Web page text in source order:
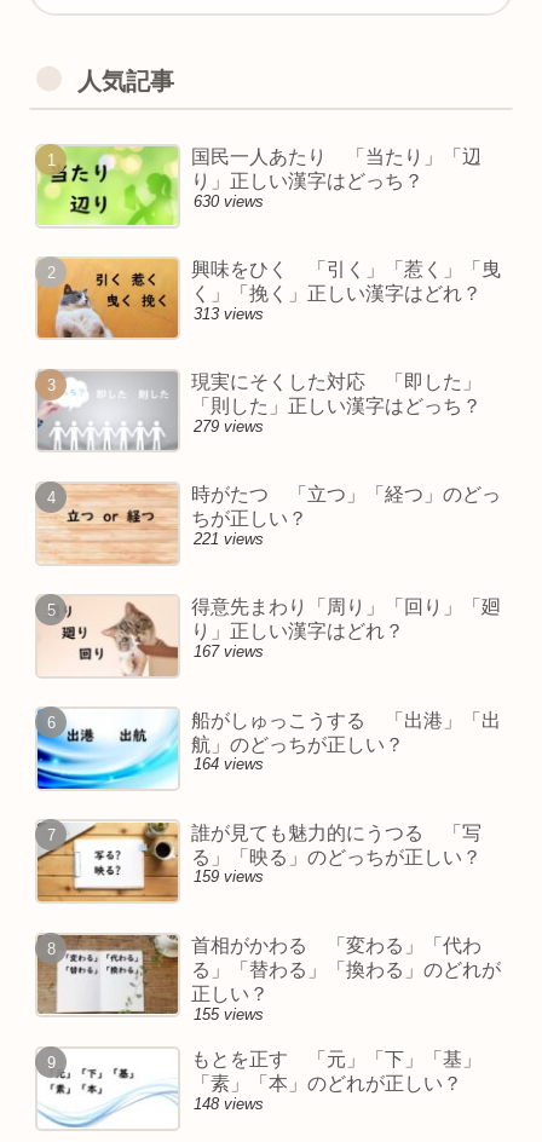
人気記事
国民一人あたり 「当たり」「辺
り」正しい漢字はどっち？
630 views
興味をひく 「引く」「惹く」「曳
く」「挽く」正しい漢字はどれ？
313 views
現実にそくした対応 「即した」
「則した」正しい漢字はどっち？
279 views
時がたつ 「立つ」「経つ」のどっ
ちが正しい？
221 views
得意先まわり「周り」「回り」「廻
り」正しい漢字はどれ？
167 views
船がしゅっこうする 「出港」「出
航」のどっちが正しい？
164 views
誰が見ても魅力的にうつる 「写
る」「映る」のどっちが正しい？
159 views
首相がかわる 「変わる」「代わ
る」「替わる」「換わる」のどれが
正しい？
155 views
もとを正す 「元」「下」「基」
「素」「本」のどれが正しい？
148 views